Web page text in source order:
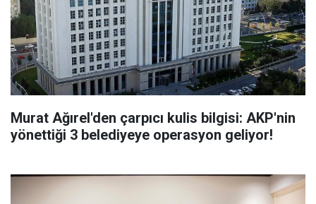
Murat Ağırel'den çarpıcı kulis bilgisi: AKP'nin
yönettiği 3 belediyeye operasyon geliyor!